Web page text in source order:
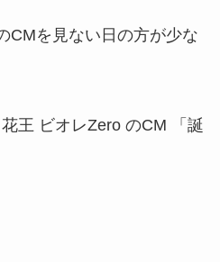
CMを見ない日の方が少な